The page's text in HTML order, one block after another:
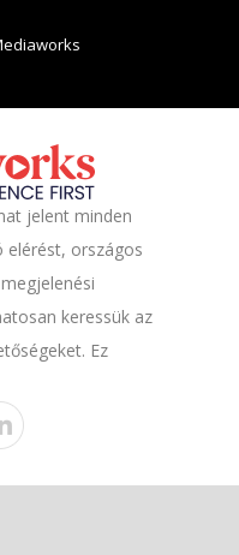
jelent minden
elérést, országos
keressük az
Ez